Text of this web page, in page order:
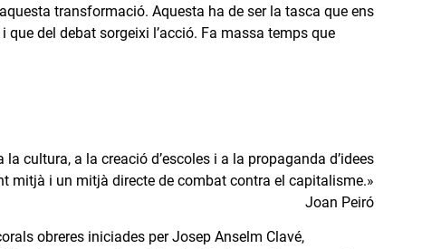
transformació. Aquesta ha de ser la tasca que ens
que del debat sorgeixi l’acció. Fa massa temps que
cultura, a la creació d’escoles i a la propaganda d’idees
mitjà i un mitjà directe de combat contra el capitalisme.»
Joan Peiró
obreres iniciades per Josep Anselm Clavé,